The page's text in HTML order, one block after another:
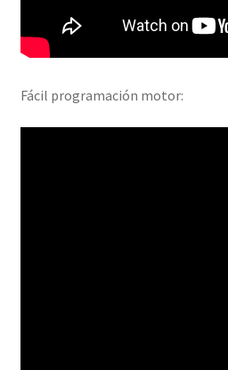
Fácil programación motor: